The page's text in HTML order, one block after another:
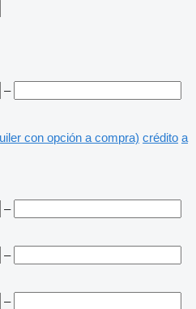
–
con opción a compra) crédito a
–
–
–